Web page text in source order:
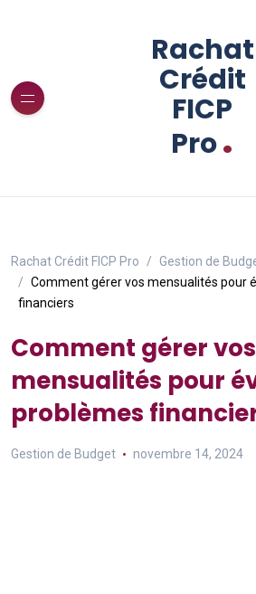
Rachat
Crédit
FICP
Pro.
Rachat Crédit FICP Pro
Gestion de
Comment gérer vos mensualités pour
financiers
Comment gérer vos
mensualités pour
problèmes
Gestion de Budget novembre 14, 2024